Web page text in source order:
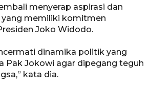
menyerap aspirasi dan
yang memiliki komitmen
Joko Widodo.
dinamika politik yang
Pak Jokowi agar dipegang teguh
kata dia.